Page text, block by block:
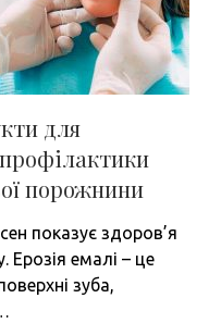
для
порожнини
показує здоров’я
Ерозія емалі – це
зуба,